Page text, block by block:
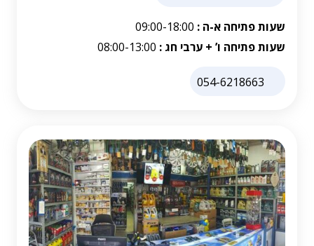
שעות פתיחה א-ה : 09:00-18:00
שעות פתיחה ו’ + ערבי חג : 08:00-13:00
054-6218663